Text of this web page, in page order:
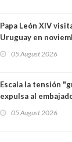
Papa León XIV
Uruguay en
05 August 2026
Escala la tensión
expulsa al
trasandino
05 August 2026